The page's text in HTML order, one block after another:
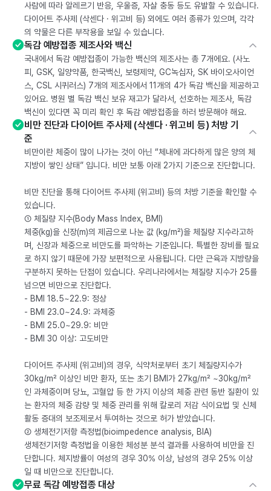
사람에 따라 알레르기 반응, 우울증, 자살 충동 등도 유발할 수 있습니다.
다이어트 주사제 (삭센다 · 위고비 등) 외에도 여러 종류가 있으며, 각각
의 약물은 다른 부작용을 보일 수 있습니다.
독감 예방접종 제조사와 백신
국내에서 독감 예방접종이 가능한 백신의 제조사는 총 7개에요. (사노
피, GSK, 일양약품, 한국백신, 보령제약, GC녹십자, SK 바이오사이언
스, CSL 시퀴러스) 7개의 제조사에서 11개의 4가 독감 백신을 제공하고
있어요. 병원 별 독감 백신 보유 재고가 달라서, 선호하는 제조사, 독감
백신이 있다면 꼭 미리 확인 후 독감 예방접종을 하러 방문해야 해요.
비만 진단과 다이어트 주사제 (삭센다 · 위고비 등) 처방 기
준
비만이란 체중이 많이 나가는 것이 아닌 “체내에 과다하게 많은 양의 체
지방이 쌓인 상태” 입니다. 비만 보통 아래 2가지 기준으로 진단합니다.
비만 진단을 통해 다이어트 주사제 (위고비) 등의 처방 기준을 확인할 수
있습니다.
① 체질량 지수(Body Mass Index, BMI)
체중(kg)을 신장(m)의 제곱으로 나눈 값 (kg/m²)을 체질량 지수라고하
며, 신장과 체중으로 비만도를 파악하는 기준입니다. 특별한 장비를 필요
로 하지 않기 때문에 가장 보편적으로 사용됩니다. 다만 근육과 지방량을
구분하지 못하는 단점이 있습니다. 우리나라에서는 체질량 지수가 25를
넘으면 비만으로 진단합다.
- BMI 18.5~22.9: 정상
- BMI 23.0~24.9: 과체중
- BMI 25.0~29.9: 비만
- BMI 30 이상: 고도비만
다이어트 주사제 (위고비)의 경우, 식약처로부터 초기 체질량지수가
30kg/m² 이상인 비만 환자, 또는 초기 BMI가 27kg/m² ~30kg/m²
인 과체중이며 당뇨, 고혈압 등 한 가지 이상의 체중 관련 동반 질환이 있
는 환자의 체중 감량 및 체중 관리를 위해 칼로리 저감 식이요법 및 신체
활동 증대의 보조제로서 투여하는 것으로 허가 받았습니다.
② 생체전기저항 측정법(bioimpedence analysis, BIA)
생체전기저항 측정법을 이용한 체성분 분석 결과를 사용하여 비만을 진
단합니다. 체지방률이 여성의 경우 30% 이상, 남성의 경우 25% 이상
일 때 비만으로 진단합니다.
무료 독감 예방접종 대상